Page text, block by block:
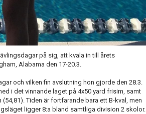
på sig, att kvala in till årets
Alabama den 17-20.3.
och vilken fin avslutning hon gjorde den 28.3.
i det vinnande laget på 4x50 yard frisim, samt
Tiden är fortfarande bara ett B-kval, men
ligger 8:a bland samtliga division 2 skolor.